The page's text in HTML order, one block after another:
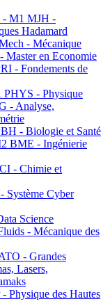
M1 MJH -
Hadamard
- Mécanique
en Economie
- Fondements de
- Physique
- Analyse,
- Biologie et Santé
BME - Ingénierie
- Chimie et
Système Cyber
Science
- Mécanique des
- Grandes
Lasers,
Physique des Hautes